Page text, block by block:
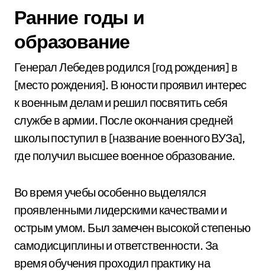
Ранние годы и
образование
Генерал Лебедев родился [год рождения] в
[место рождения]. В юности проявил интерес
к военным делам и решил посвятить себя
службе в армии. После окончания средней
школы поступил в [название военного ВУЗа],
где получил высшее военное образование.
Во время учебы особенно выделялся
проявленными лидерскими качествами и
острым умом. Был замечен высокой степенью
самодисциплины и ответственности. За
время обучения проходил практику на